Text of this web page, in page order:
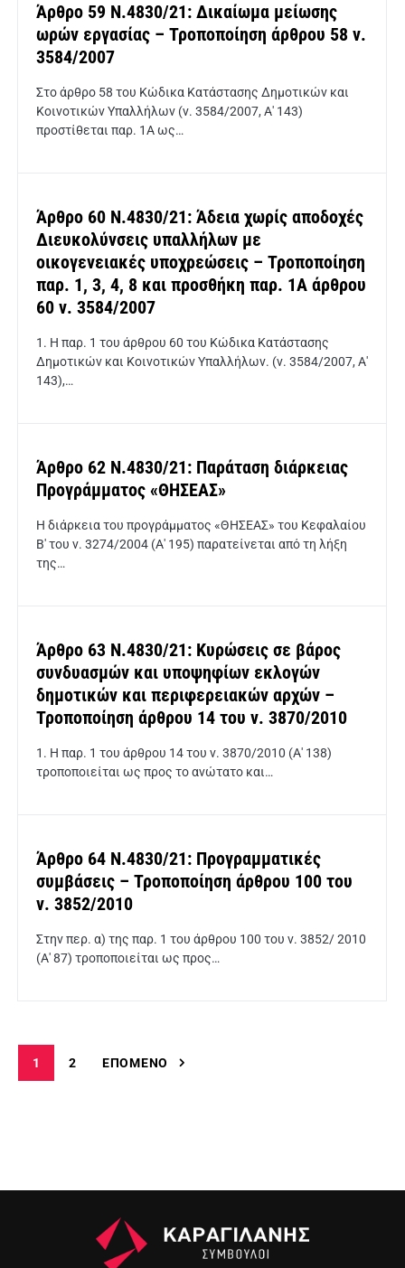
Άρθρο 59 Ν.4830/21: Δικαίωμα μείωσης
ωρών εργασίας – Τροποποίηση άρθρου 58 ν.
3584/2007
Στο άρθρο 58 του Κώδικα Κατάστασης Δημοτικών και
Κοινοτικών Υπαλλήλων (ν. 3584/2007, Α' 143)
προστίθεται παρ. 1Α ως…
Άρθρο 60 Ν.4830/21: Άδεια χωρίς αποδοχές
Διευκολύνσεις υπαλλήλων με
οικογενειακές υποχρεώσεις – Τροποποίηση
παρ. 1, 3, 4, 8 και προσθήκη παρ. 1Α άρθρου
60 ν. 3584/2007
1. Η παρ. 1 του άρθρου 60 του Κώδικα Κατάστασης
Δημοτικών και Κοινοτικών Υπαλλήλων. (ν. 3584/2007, Α'
143),…
Άρθρο 62 Ν.4830/21: Παράταση διάρκειας
Προγράμματος «ΘΗΣΕΑΣ»
Η διάρκεια του προγράμματος «ΘΗΣΕΑΣ» του Κεφαλαίου
Β' του ν. 3274/2004 (Α' 195) παρατείνεται από τη λήξη
της…
Άρθρο 63 Ν.4830/21: Κυρώσεις σε βάρος
συνδυασμών και υποψηφίων εκλογών
δημοτικών και περιφερειακών αρχών –
Τροποποίηση άρθρου 14 του ν. 3870/2010
1. Η παρ. 1 του άρθρου 14 του ν. 3870/2010 (Α' 138)
τροποποιείται ως προς το ανώτατο και…
Άρθρο 64 Ν.4830/21: Προγραμματικές
συμβάσεις – Τροποποίηση άρθρου 100 του
ν. 3852/2010
Στην περ. α) της παρ. 1 του άρθρου 100 του ν. 3852/ 2010
(Α' 87) τροποποιείται ως προς…
1 2 ΕΠΌΜΕΝΟ